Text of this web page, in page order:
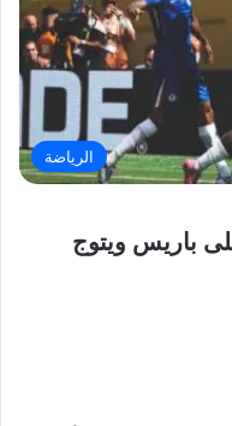
الرياضة
باريس ويتوج